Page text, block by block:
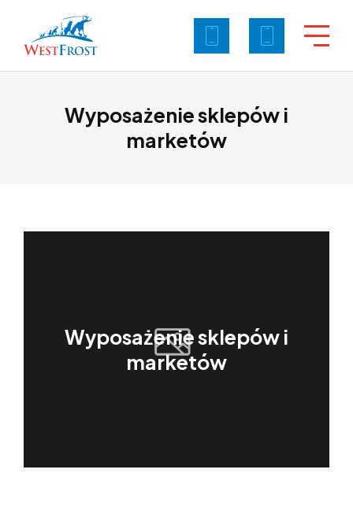
Wyposażenie sklepów i
marketów
Wyposażenie sklepów i
marketów